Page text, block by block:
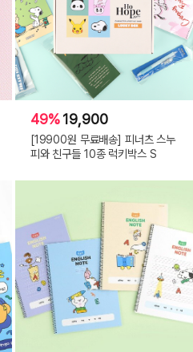
49%19,900
[19900원 무료배송] 피너츠 스누
피와 친구들 10종 럭키박스 S